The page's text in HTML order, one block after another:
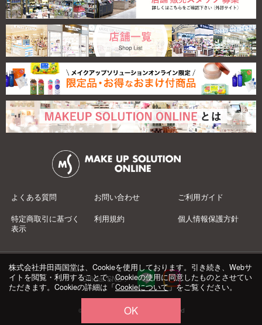
よくある質問 お問い合わせ ご利用ガイド
特定商取引に基づく
表示
利用規約 個人情報保護方針
Official SNS：
© 井田両国堂 Co.,Ltd.All Rights Reserved
株式会社井田両国堂は、Cookieを使用しております。引き続き、Webサ
イトを閲覧・利用することで、Cookieの使用に同意したものとさせてい
ただきます。Cookieの詳細は「Cookieについて」をご覧ください。
OK